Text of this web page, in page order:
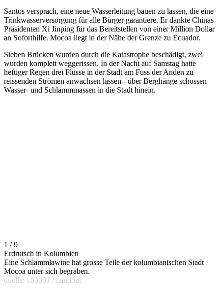
Santos versprach, eine neue Wasserleitung bauen zu lassen, die eine
Trinkwasserversorgung für alle Bürger garantiere. Er dankte Chinas
Präsidenten Xi Jinping für das Bereitstellen von einer Million Dollar
an Soforthilfe. Mocoa liegt in der Nähe der Grenze zu Ecuador.
Sieben Brücken wurden durch die Katastrophe beschädigt, zwei
wurden komplett weggerissen. In der Nacht auf Samstag hatte
heftiger Regen drei Flüsse in der Stadt am Fuss der Anden zu
reissenden Strömen anwachsen lassen - über Berghänge schossen
Wasser- und Schlammmassen in die Stadt hinein.
1 / 9
Erdrutsch in Kolumbien
Eine Schlammlawine hat grosse Teile der kolumbianischen Stadt
Mocoa unter sich begraben.
quelle: x80001 / handout